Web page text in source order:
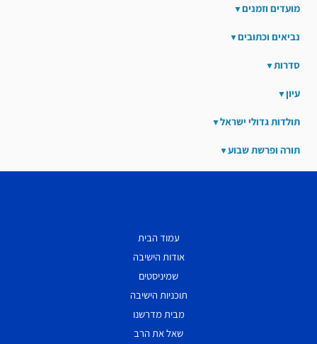
מועדים וזמנים
נביאים וכתובים
סדרות
עיון
תולדות גדולי ישראל
תורה ופרשת שבוע
עמוד הבית
אודות הישיבה
שמיניסטים
תוכניות הישיבה
מבית מדרשנו
שאל את הרב